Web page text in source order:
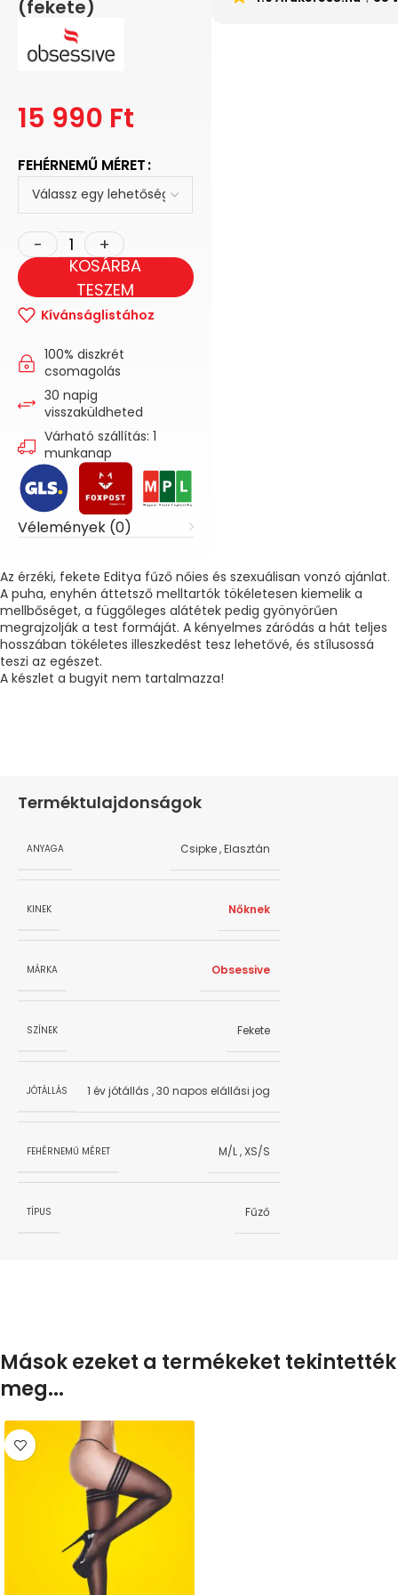
(fekete)
15 990 Ft
FEHÉRNEMŰ MÉRET
KOSÁRBA
TESZEM
Kívánságlistához
100% diszkrét
csomagolás
30 napig
visszaküldheted
Várható szállítás: 1
munkanap
Vélemények (0)
Az érzéki, fekete Editya fűző nőies és szexuálisan vonzó ajánlat.
A puha, enyhén áttetsző melltartók tökéletesen kiemelik a
mellbőséget, a függőleges alátétek pedig gyönyörűen
megrajzolják a test formáját. A kényelmes záródás a hát teljes
hosszában tökéletes illeszkedést tesz lehetővé, és stílusossá
teszi az egészet.
A készlet a bugyit nem tartalmazza!
Terméktulajdonságok
ANYAGA Csipke,Elasztán
KINEK Nőknek
MÁRKA Obsessive
SZÍNEK Fekete
JÓTÁLLÁS 1 év jótállás ,30 napos elállási jog
FEHÉRNEMŰ MÉRET M/L,XS/S
TÍPUS Fűző
Mások ezeket a termékeket tekintették
meg...